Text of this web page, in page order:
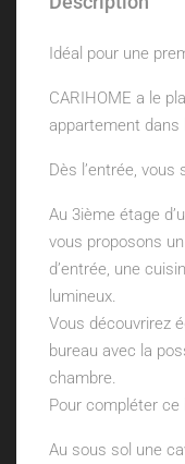
Idéal pour une
CARIHOME a le
appartement dans
Dès l’entrée,
Au 3ième étage
vous proposons
d’entrée, une
lumineux.
Vous découvrirez
bureau avec la
chambre.
Pour compléter ce
Au sous sol une